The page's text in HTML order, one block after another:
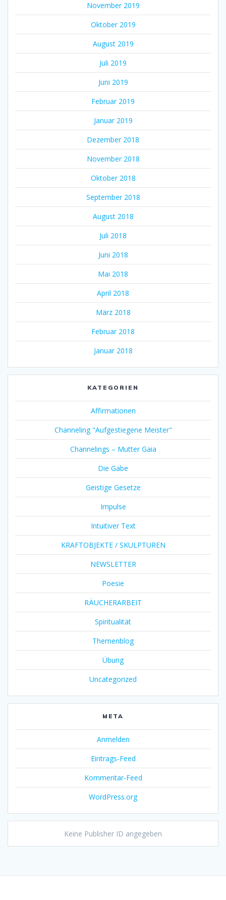
November 2019
Oktober 2019
August 2019
Juli 2019
Juni 2019
Februar 2019
Januar 2019
Dezember 2018
November 2018
Oktober 2018
September 2018
August 2018
Juli 2018
Juni 2018
Mai 2018
April 2018
März 2018
Februar 2018
Januar 2018
KATEGORIEN
Affirmationen
Channeling "Aufgestiegene Meister"
Channelings – Mutter Gaia
Die Gabe
Geistige Gesetze
Impulse
Intuitiver Text
KRAFTOBJEKTE / SKULPTUREN
NEWSLETTER
Poesie
RÄUCHERARBEIT
Spiritualität
Themenblog
Übung
Uncategorized
META
Anmelden
Eintrags-Feed
Kommentar-Feed
WordPress.org
Keine Publisher ID angegeben